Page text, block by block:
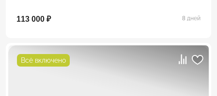
113 000 ₽ 8 дней
Всё включено